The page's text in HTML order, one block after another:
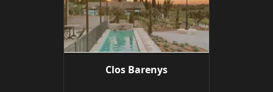
Clos Barenys